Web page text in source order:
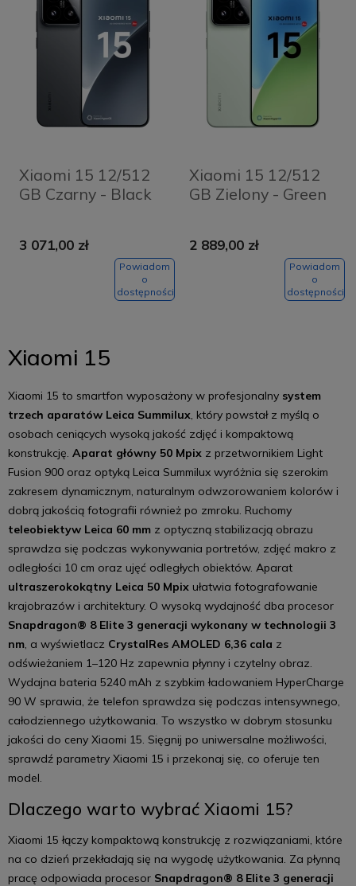
Xiaomi 15 12/512
GB Czarny - Black
3 071,00 zł
Powiadom
o
dostępności
Xiaomi 15 12/512
GB Zielony - Green
2 889,00 zł
Powiadom
o
dostępności
Xiaomi 15
Xiaomi 15 to smartfon wyposażony w profesjonalny system
trzech aparatów Leica Summilux, który powstał z myślą o
osobach ceniących wysoką jakość zdjęć i kompaktową
konstrukcję. Aparat główny 50 Mpixz przetwornikiem Light
Fusion 900 oraz optyką Leica Summilux wyróżnia się szerokim
zakresem dynamicznym, naturalnym odwzorowaniem kolorów i
dobrą jakością fotografii również po zmroku. Ruchomy
teleobiektyw Leica 60 mmz optyczną stabilizacją obrazu
sprawdza się podczas wykonywania portretów, zdjęć makro z
odległości 10 cm oraz ujęć odległych obiektów. Aparat
ultraszerokokątny Leica 50 Mpixułatwia fotografowanie
krajobrazów i architektury. O wysoką wydajność dba procesor
Snapdragon® 8 Elite 3 generacji wykonany w technologii 3
nm, a wyświetlacz CrystalRes AMOLED 6,36 cala z
odświeżaniem 1–120 Hz zapewnia płynny i czytelny obraz.
Wydajna bateria 5240 mAh z szybkim ładowaniem HyperCharge
90 W sprawia, że telefon sprawdza się podczas intensywnego,
całodziennego użytkowania. To wszystko w dobrym stosunku
jakości do ceny Xiaomi 15. Sięgnij po uniwersalne możliwości,
sprawdź parametry Xiaomi 15 i przekonaj się, co oferuje ten
model.
Dlaczego warto wybrać Xiaomi 15?
Xiaomi 15 łączy kompaktową konstrukcję z rozwiązaniami, które
na co dzień przekładają się na wygodę użytkowania. Za płynną
pracę odpowiada procesor Snapdragon® 8 Elite 3 generacji